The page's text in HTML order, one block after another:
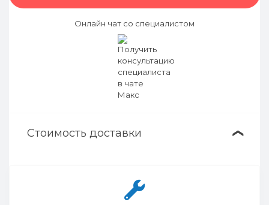
Онлайн чат со специалистом
Стоимость доставки ❯